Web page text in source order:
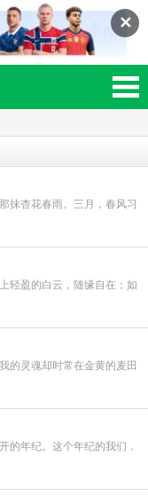
✕
抹杏花春雨。三月，春风习
轻盈的白云，随缘自在；如
的灵魂却时常在金黄的麦田
的年纪。这个年纪的我们，